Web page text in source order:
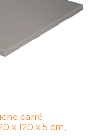
carré
x 120 x 5 cm,